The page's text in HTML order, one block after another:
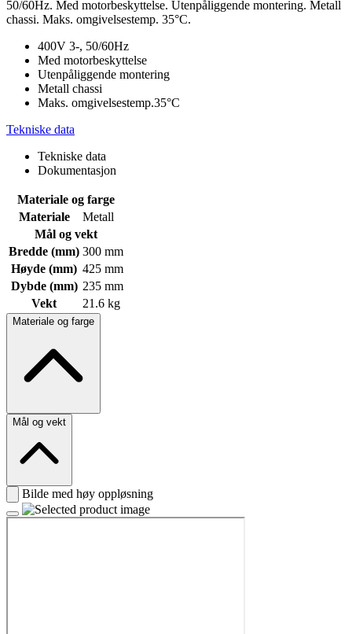
50/60Hz. Med motorbeskyttelse. Utenpåliggende montering. Metall
chassi. Maks. omgivelsestemp. 35°C.
400V 3-, 50/60Hz
Med motorbeskyttelse
Utenpåliggende montering
Metall chassi
Maks. omgivelsestemp.35°C
Tekniske data
Tekniske data
Dokumentasjon
Materiale og farge
Materiale
Metall
Mål og vekt
Bredde (mm) 300 mm
Høyde (mm) 425 mm
Dybde (mm) 235 mm
Vekt
21.6 kg
Materiale og farge
Mål og vekt
Bilde med høy oppløsning